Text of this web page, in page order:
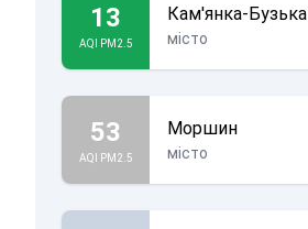
13
AQI PM2.5
Кам'янка-Бузька
місто
53
AQI PM2.5
Моршин
місто